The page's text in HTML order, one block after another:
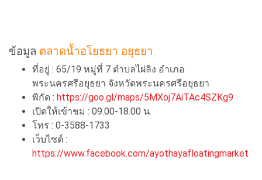
ข้อมูล ตลาดน้ำอโยธยา อยุธยา
ที่อยู่ : 65/19 หมู่ที่ 7 ตำบลไผ่ลิง อำเภอ
พระนครศรีอยุธยา จังหวัดพระนครศรีอยุธยา
พิกัด : https://goo.gl/maps/5MXoj7AiTAc4SZKg9
เปิดให้เข้าชม : 09.00-18.00 น.
โทร : 0-3588-1733
เว็บไซต์ :
https://www.facebook.com/ayothayafloatingmarket